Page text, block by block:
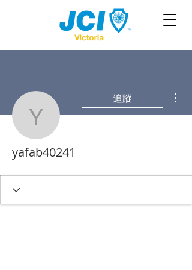
yafab40241
追蹤
yafab40241